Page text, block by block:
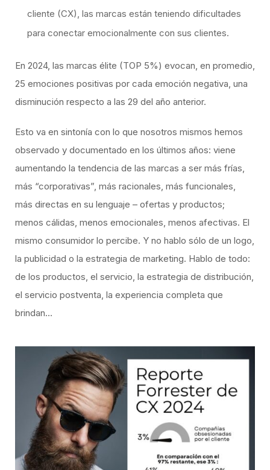
cliente (CX), las marcas están teniendo dificultades
para conectar emocionalmente con sus clientes.
En 2024, las marcas élite (TOP 5%) evocan, en promedio,
25 emociones positivas por cada emoción negativa, una
disminución respecto a las 29 del año anterior.
Esto va en sintonía con lo que nosotros mismos hemos
observado y documentado en los últimos años: viene
aumentando la tendencia de las marcas a ser más frías,
más “corporativas”, más racionales, más funcionales,
más directas en su lenguaje – ofertas y productos;
menos cálidas, menos emocionales, menos afectivas. El
mismo consumidor lo percibe. Y no hablo sólo de un logo,
la publicidad o la estrategia de marketing. Hablo de todo:
de los productos, el servicio, la estrategia de distribución,
el servicio postventa, la experiencia completa que
brindan…